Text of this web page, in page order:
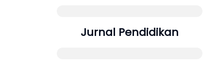
Jurnal Pendidikan